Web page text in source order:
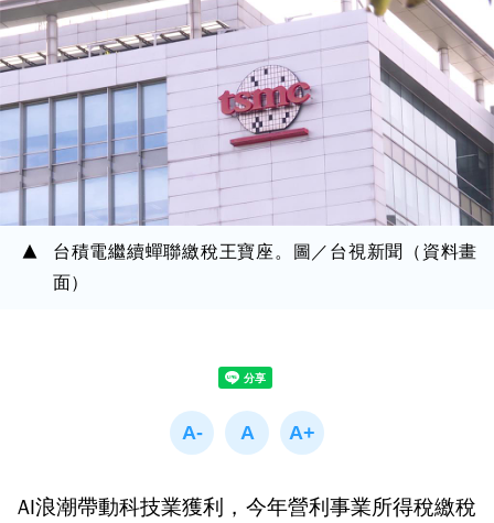
台積電繼續蟬聯繳稅王寶座。圖／台視新聞（資料畫
面）
AI浪潮帶動科技業獲利，今年營利事業所得稅繳稅